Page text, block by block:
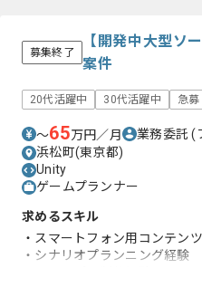
募集終了
【開発中大型ソ
案件
20代活躍中 30代活躍中 急募
〜65万円／月 業務委託(
浜松町(東京都)
Unity
ゲームプランナー
求めるスキル
・スマートフォン用コンテン
・シナリオプランニング経験